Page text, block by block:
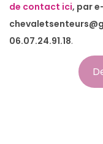
de contact ici, par
06.07.24.91.18.